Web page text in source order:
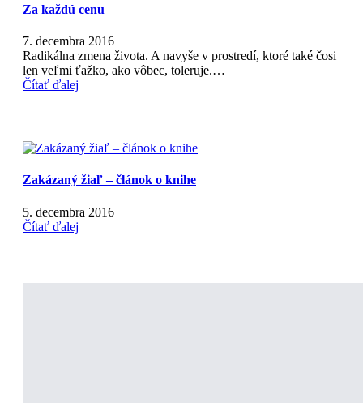
Za každú cenu
7. decembra 2016
Radikálna zmena života. A navyše v prostredí, ktoré také čosi
len veľmi ťažko, ako vôbec, toleruje.…
Čítať ďalej
Zakázaný žiaľ – článok o knihe
5. decembra 2016
Čítať ďalej